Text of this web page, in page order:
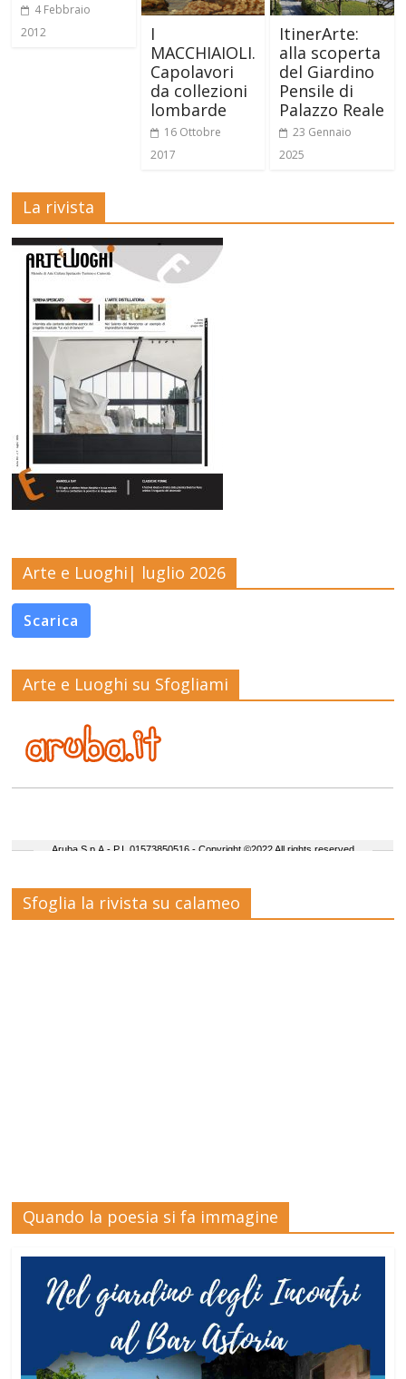
4 Febbraio
2012
I
MACCHIAIOLI.
Capolavori
da collezioni
lombarde
16 Ottobre
2017
ItinerArte:
alla scoperta
del Giardino
Pensile di
Palazzo Reale
23 Gennaio
2025
La rivista
Arte e Luoghi| luglio 2026
Scarica
Arte e Luoghi su Sfogliami
Sfoglia la rivista su calameo
Quando la poesia si fa immagine